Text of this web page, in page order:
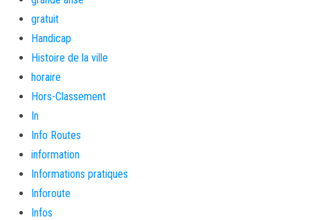
gratuit
Handicap
Histoire de la ville
horaire
Hors-Classement
In
Info Routes
information
Informations pratiques
Inforoute
Infos